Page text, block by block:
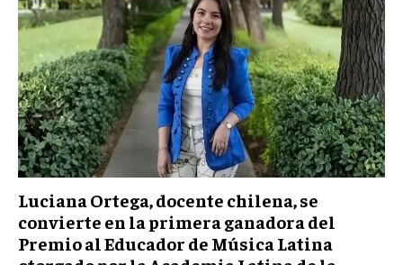
Luciana Ortega, docente chilena, se
convierte en la primera ganadora del
Premio al Educador de Música Latina